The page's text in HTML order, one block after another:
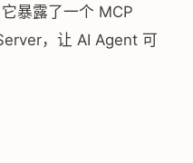
暴露了一个 MCP
，让 AI Agent 可